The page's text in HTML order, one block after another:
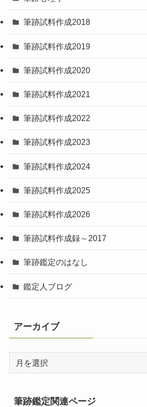
筆跡試料作成2018
筆跡試料作成2019
筆跡試料作成2020
筆跡試料作成2021
筆跡試料作成2022
筆跡試料作成2023
筆跡試料作成2024
筆跡試料作成2025
筆跡試料作成2026
筆跡試料作成録～2017
筆跡鑑定のはなし
鑑定人ブログ
アーカイブ
イ
筆跡鑑定関連ページ